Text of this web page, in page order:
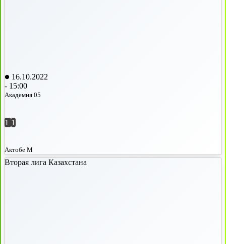
16.10.2022
- 15:00
Академия 05
1 1
Актобе М
Вторая лига Казахстана